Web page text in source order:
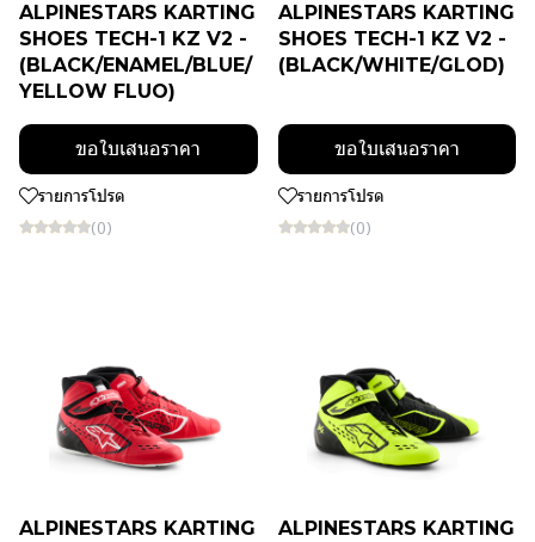
ALPINESTARS KARTING
SHOES TECH-1 KZ V2 -
(BLACK/ENAMEL/BLUE/
YELLOW FLUO)
ขอใบเสนอราคา
รายการโปรด
(0)
ALPINESTARS KARTING
SHOES TECH-1 KZ V2 -
(BLACK/WHITE/GLOD)
ขอใบเสนอราคา
รายการโปรด
(0)
ALPINESTARS KARTING
ALPINESTARS KARTING